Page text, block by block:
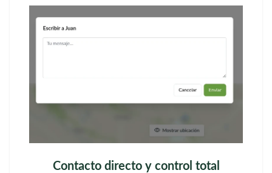
Contacto directo y control total